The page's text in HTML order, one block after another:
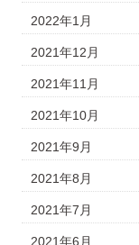
2022年1月
2021年12月
2021年11月
2021年10月
2021年9月
2021年8月
2021年7月
2021年6月